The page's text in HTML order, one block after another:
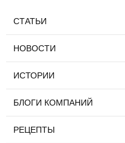
СТАТЬИ
НОВОСТИ
ИСТОРИИ
БЛОГИ КОМПАНИЙ
РЕЦЕПТЫ